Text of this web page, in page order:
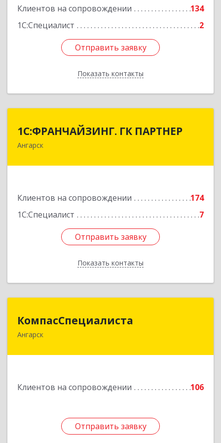
Клиентов на сопровождении
134
1С:Специалист
2
Отправить заявку
Показать контакты
Отправить заявку
Назад
1С:ФРАНЧАЙЗИНГ. ГК ПАРТНЕР
Ангарск
Клиентов на сопровождении
174
1С:Специалист
7
Отправить заявку
Показать контакты
1С:ФРАНЧАЙЗИНГ. ГК ПАРТНЕР
Отправить заявку
Назад
КомпасСпециалиста
Ангарск
Клиентов на сопровождении 106
Отправить заявку
665826, Иркутская обл, Ангарск г, 12А мкр, дом
Отправить заявку